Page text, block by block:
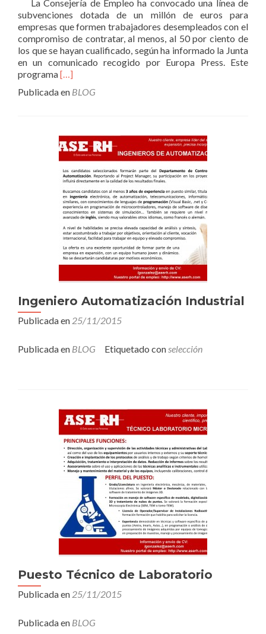
La Consejería de Empleo ha convocado una línea de
subvenciones dotada de un millón de euros para
empresas que formen trabajadores desempleados con el
compromiso de contratar, al menos, al 50 por ciento de
los que se hayan cualificado, según ha informado la Junta
en un comunicado recogido por Europa Press. Este
programaLeer
para
con
compromiso
de
contratación
[…]
Publicada en BLOG
Ingeniero Automatización Industrial
Publicada en 25/11/2015
Publicada en BLOG Etiquetado conselección
Puesto Técnico de Laboratorio
Publicada en 25/11/2015
Publicada en BLOG